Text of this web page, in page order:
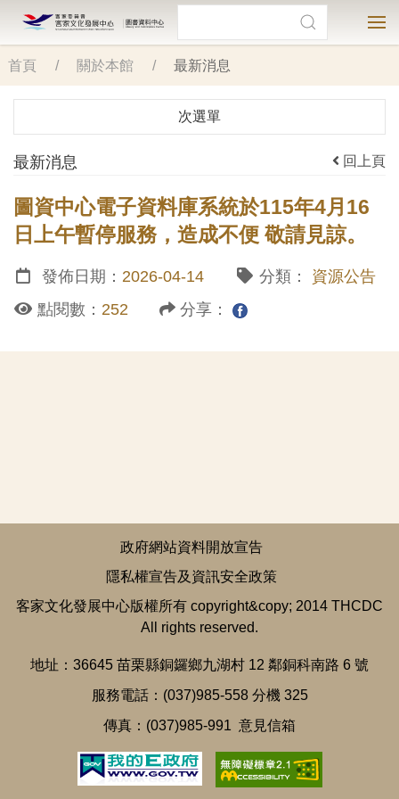
主
要
容
客家文化發展中心圖書資料中心
搜尋
首頁 關於本館 最新消息
次選單
最新消息 回上頁
圖資中心電子資料庫系統於115年4月16
日上午暫停服務，造成不便 敬請見諒。
發佈日期： 2026-04-14 分類： 資源公告
點閱數： 252 分享：
政府網站資料開放宣告
隱私權宣告及資訊安全政策
客家文化發展中心版權所有 copyright&copy; 2014 THCDC
All rights reserved.
地址：36645 苗栗縣銅鑼鄉九湖村 12 鄰銅科南路 6 號
服務電話：(037)985-558 分機 325
傳真：(037)985-991 意見信箱